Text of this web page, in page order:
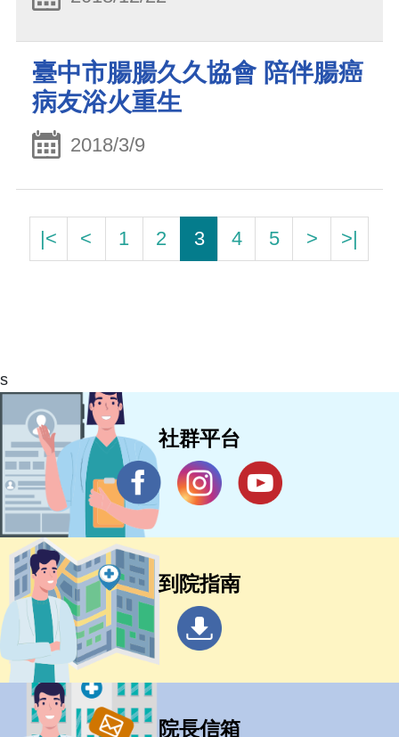
臺中市腸腸久久協會 陪伴腸癌
病友浴火重生
2018/3/9
|< < 1 2 3 4 5 > >|
s
社群平台
到院指南
院長信箱